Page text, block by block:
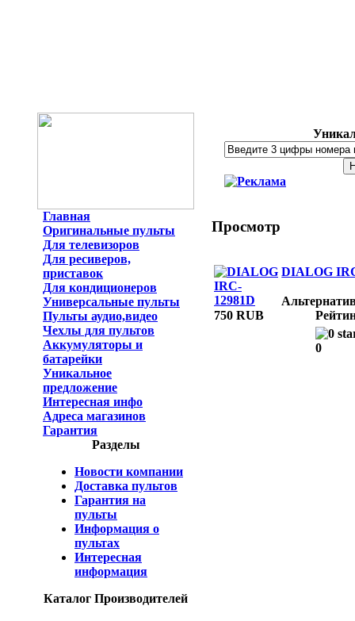
Главная
Оригинальные пульты
Для телевизоров
Для ресиверов,
приставок
Для кондиционеров
Универсальные пульты
Пульты аудио,видео
Чехлы для пультов
Аккумуляторы и
батарейки
Уникальное
предложение
Интересная инфо
Адреса магазинов
Гарантия
Разделы
Новости компании
Доставка пультов
Гарантия на
пульты
Информация о
пультах
Интересная
информация
Каталог Производителей
Просмотр
DIALOG
750 RUB
0